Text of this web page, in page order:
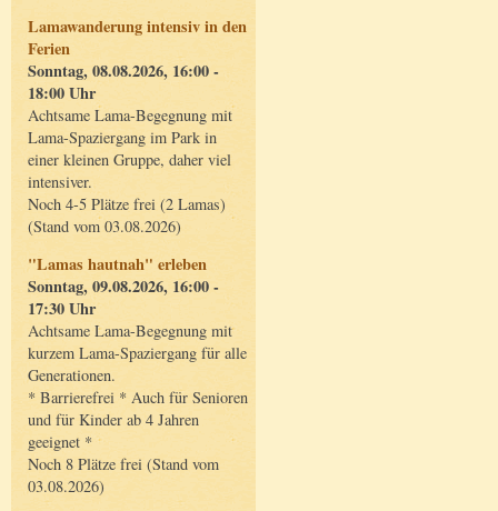
Lamawanderung intensiv in den
Ferien
Sonntag, 08.08.2026, 16:00 -
18:00 Uhr
Achtsame Lama-Begegnung mit
Lama-Spaziergang im Park in
einer kleinen Gruppe, daher viel
intensiver.
Noch 4-5 Plätze frei (2 Lamas)
(Stand vom 03.08.2026)
"Lamas hautnah" erleben
Sonntag, 09.08.2026, 16:00 -
17:30 Uhr
Achtsame Lama-Begegnung mit
kurzem Lama-Spaziergang für alle
Generationen.
* Barrierefrei * Auch für Senioren
und für Kinder ab 4 Jahren
geeignet *
Noch 8 Plätze frei (Stand vom
03.08.2026)